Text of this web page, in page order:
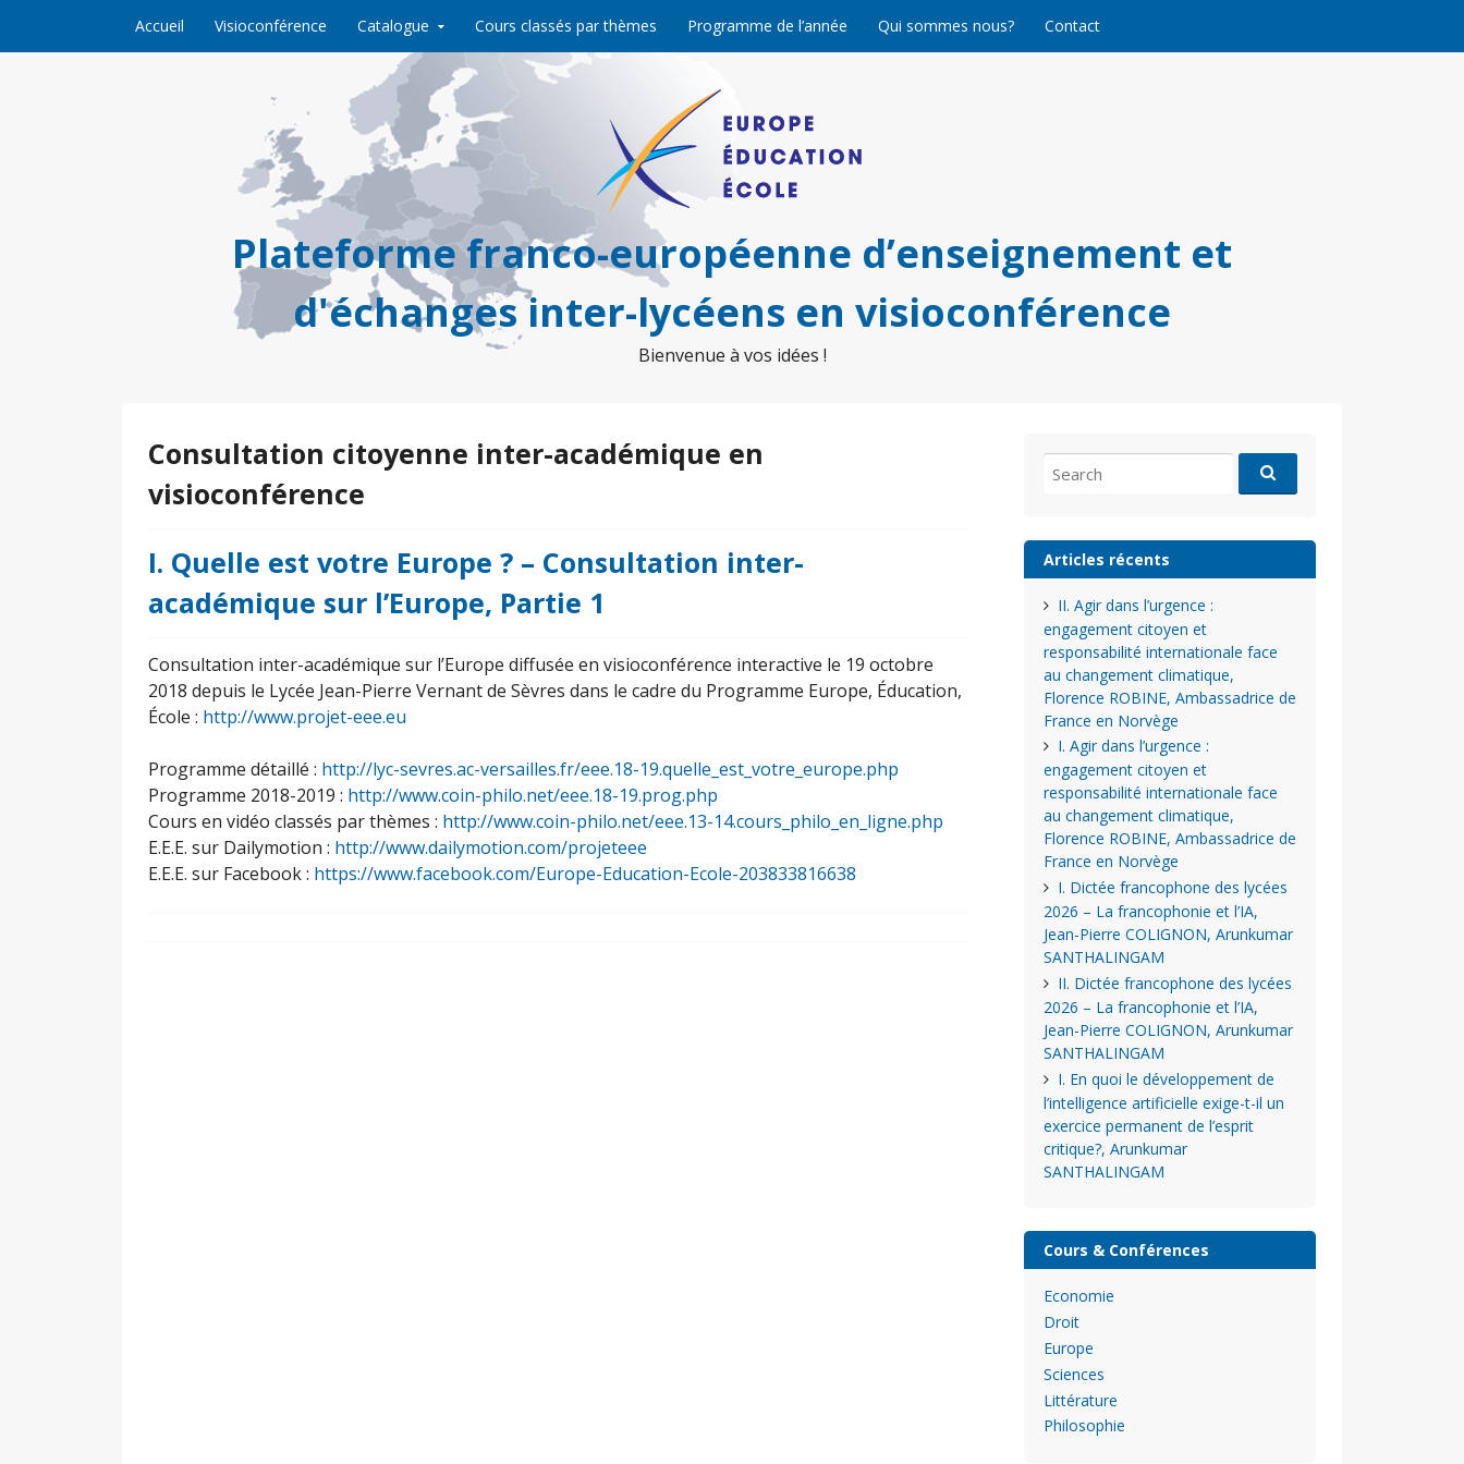
Accueil Visioconférence Catalogue Cours classés par thèmes Programme de l’année Qui sommes nous? Contact
Plateforme franco-européenne d’enseignement et
d'échanges inter-lycéens en visioconférence
Bienvenue à vos idées !
Consultation citoyenne inter-académique en
visioconférence
I. Quelle est votre Europe ? – Consultation inter-
académique sur l’Europe, Partie 1
Consultation inter-académique sur l’Europe diffusée en visioconférence interactive le 19 octobre
2018 depuis le Lycée Jean-Pierre Vernant de Sèvres dans le cadre du Programme Europe, Éducation,
École : http://www.projet-eee.eu
Programme détaillé : http://lyc-sevres.ac-versailles.fr/eee.18-19.quelle_est_votre_europe.php
Programme 2018-2019 : http://www.coin-philo.net/eee.18-19.prog.php
Cours en vidéo classés par thèmes : http://www.coin-philo.net/eee.13-14.cours_philo_en_ligne.php
E.E.E. sur Dailymotion : http://www.dailymotion.com/projeteee
E.E.E. sur Facebook : https://www.facebook.com/Europe-Education-Ecole-203833816638
for:
Articles récents
II. Agir dans l’urgence :
engagement citoyen et
responsabilité internationale face
au changement climatique,
Florence ROBINE, Ambassadrice de
France en Norvège
I. Agir dans l’urgence :
engagement citoyen et
responsabilité internationale face
au changement climatique,
Florence ROBINE, Ambassadrice de
France en Norvège
I. Dictée francophone des lycées
2026 – La francophonie et l’IA,
Jean-Pierre COLIGNON, Arunkumar
SANTHALINGAM
II. Dictée francophone des lycées
2026 – La francophonie et l’IA,
Jean-Pierre COLIGNON, Arunkumar
SANTHALINGAM
I. En quoi le développement de
l’intelligence artificielle exige-t-il un
exercice permanent de l’esprit
critique?, Arunkumar
SANTHALINGAM
Cours & Conférences
Economie
Droit
Europe
Sciences
Littérature
Philosophie